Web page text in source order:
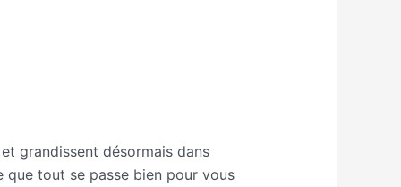
grandissent désormais dans
que tout se passe bien pour vous